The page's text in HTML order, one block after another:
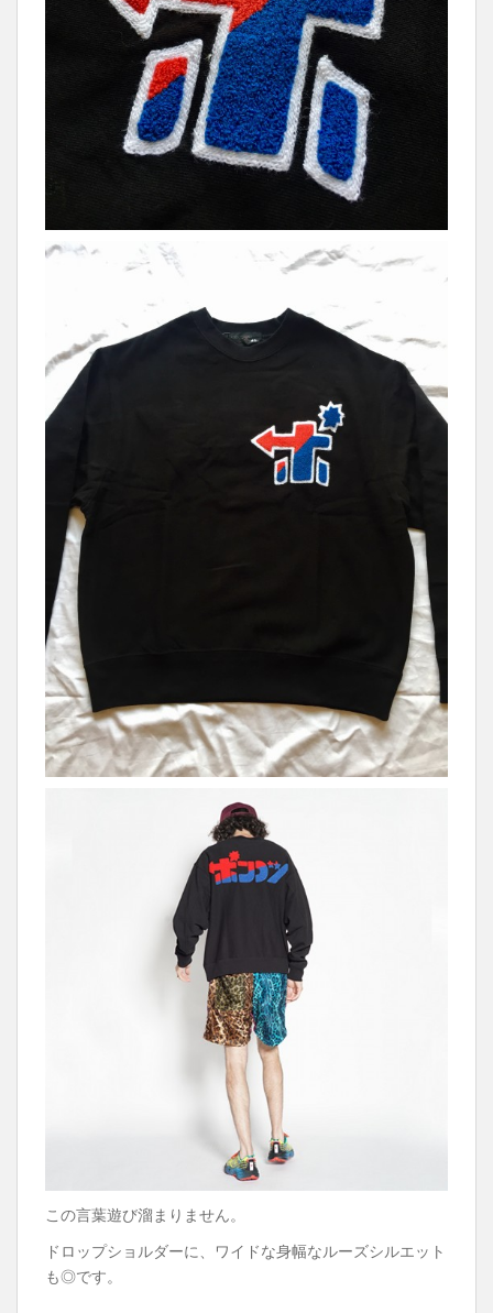
この言葉遊び溜まりません。
ドロップショルダーに、ワイドな身幅なルーズシルエット
も◎です。